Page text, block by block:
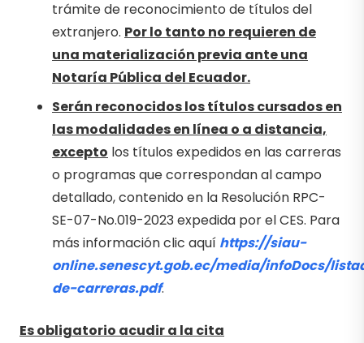
trámite de reconocimiento de títulos del
extranjero. Por lo tanto no requieren de
una materialización previa ante una
Notaría Pública del Ecuador.
Serán reconocidos los títulos cursados en
las modalidades en línea o a distancia,
excepto los títulos expedidos en las carreras
o programas que correspondan al campo
detallado, contenido en la Resolución RPC-
SE-07-No.019-2023 expedida por el CES. Para
más información clic aquí https://siau-
online.senescyt.gob.ec/media/infoDocs/
de-carreras.pdf.
Es obligatorio acudir a la cita